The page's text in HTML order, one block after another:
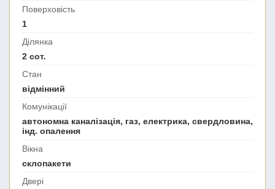
Поверховість
1
Ділянка
2 сот.
Стан
відмінний
Комунікації
автономна каналізація, газ, електрика, свердловина,
інд. опалення
Вікна
склопакети
Двері